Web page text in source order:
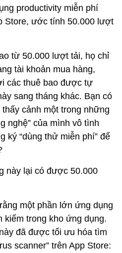
productivity miễn phí
Store, ước tính 50.000 lượt
từ 50.000 lượt tải, họ chỉ
tài khoản mua hàng,
các thuê bao được tự
sang tháng khác. Bạn có
cảnh một trong những
nghệ” của mình vô tình
ký “dùng thử miễn phí” để
này lại có được 50.000
một phần lớn ứng dụng
kiếm trong kho ứng dụng.
đã được tối ưu hóa tìm
scanner” trên App Store: